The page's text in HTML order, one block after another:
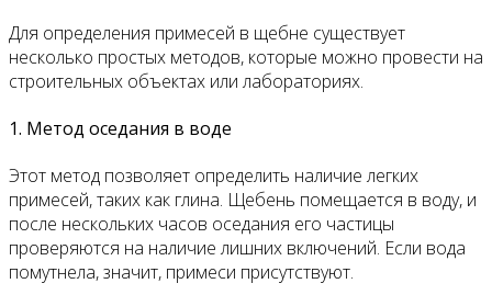
Для определения примесей в щебне существует
несколько простых методов, которые можно провести на
строительных объектах или лабораториях.
1. Метод оседания в воде
Этот метод позволяет определить наличие легких
примесей, таких как глина. Щебень помещается в воду, и
после нескольких часов оседания его частицы
проверяются на наличие лишних включений. Если вода
помутнела, значит, примеси присутствуют.